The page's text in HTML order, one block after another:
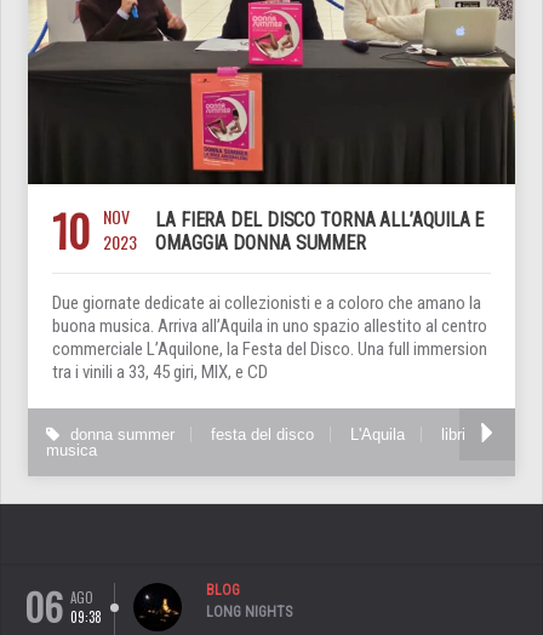
10 NOV
2023
LA FIERA DEL DISCO TORNA ALL’AQUILA E
OMAGGIA DONNA SUMMER
Due giornate dedicate ai collezionisti e a coloro che amano la
buona musica. Arriva all’Aquila in uno spazio allestito al centro
commerciale L’Aquilone, la Festa del Disco. Una full immersion
tra i vinili a 33, 45 giri, MIX, e CD
donna summer festa del disco L'Aquila
libri
musica
06 AGO
09:38
BLOG
LONG NIGHTS